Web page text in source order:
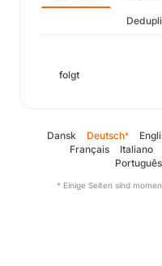
folgt
Dansk Deutsch*
Français
Italiano
* Einige Seiten sind